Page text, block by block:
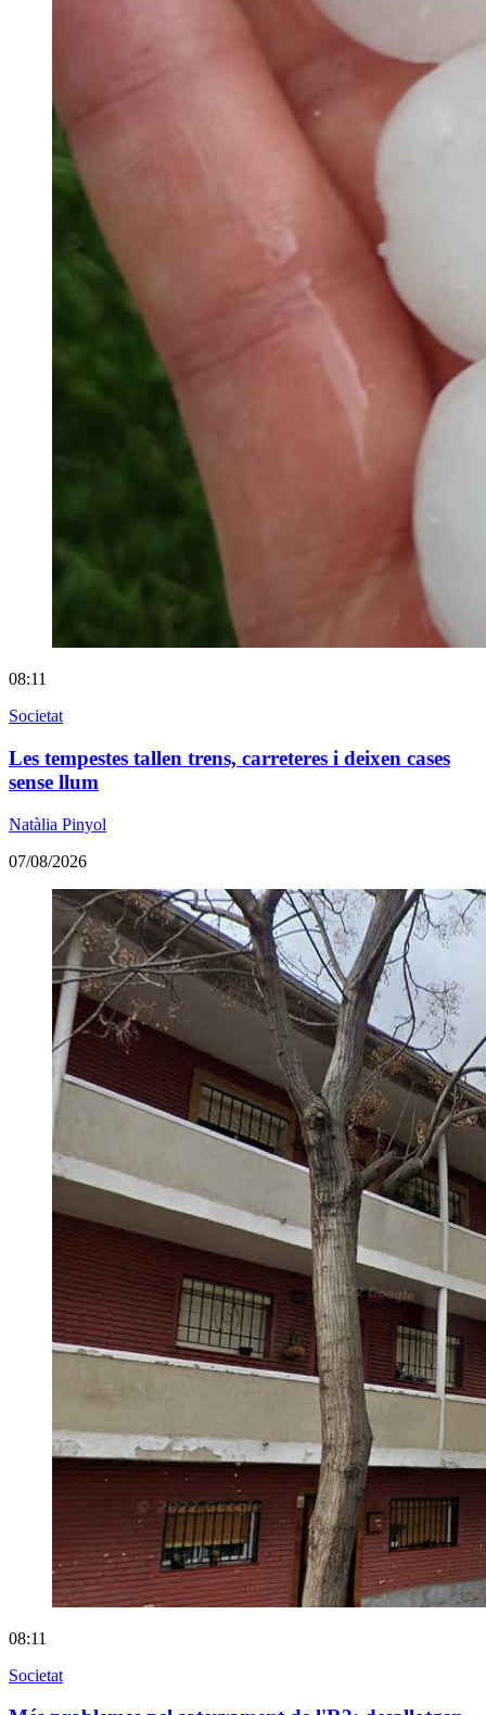
08:11
Societat
Les tempestes tallen trens, carreteres i deixen cases
sense llum
Natàlia Pinyol
07/08/2026
08:11
Societat